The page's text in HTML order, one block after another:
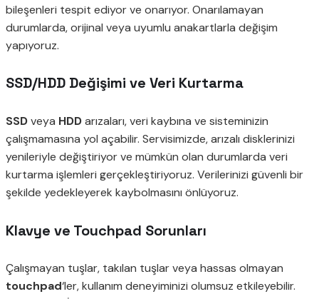
bileşenleri tespit ediyor ve onarıyor. Onarılamayan
durumlarda, orijinal veya uyumlu anakartlarla değişim
yapıyoruz.
SSD/HDD Değişimi ve Veri Kurtarma
SSDveya HDDarızaları, veri kaybına ve sisteminizin
çalışmamasına yol açabilir. Servisimizde, arızalı disklerinizi
yenileriyle değiştiriyor ve mümkün olan durumlarda veri
kurtarma işlemleri gerçekleştiriyoruz. Verilerinizi güvenli bir
şekilde yedekleyerek kaybolmasını önlüyoruz.
Klavye ve Touchpad Sorunları
Çalışmayan tuşlar, takılan tuşlar veya hassas olmayan
touchpad‘ler, kullanım deneyiminizi olumsuz etkileyebilir.